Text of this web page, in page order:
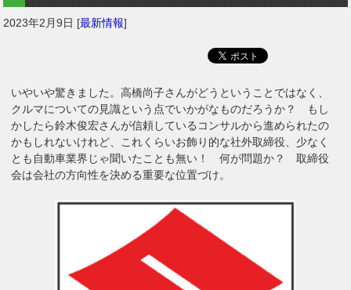
2023年2月9日 [最新情報]
いやいや驚きました。高橋尚子さんがどうということではなく、
クルマについての見識という点でいかがなものだろうか？ もし
かしたら鈴木俊宏さんが信頼しているコンサルから進められたの
かもしれないけれど、これくらいお飾り的な社外取締役、少なく
とも自動車業界じゃ聞いたことも無い！ 何が問題か？ 取締役
会は会社の方向性を決める重要な位置づけ。